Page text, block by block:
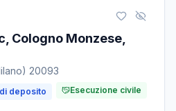
Cologno Monzese,
20093
deposito Esecuzione civile